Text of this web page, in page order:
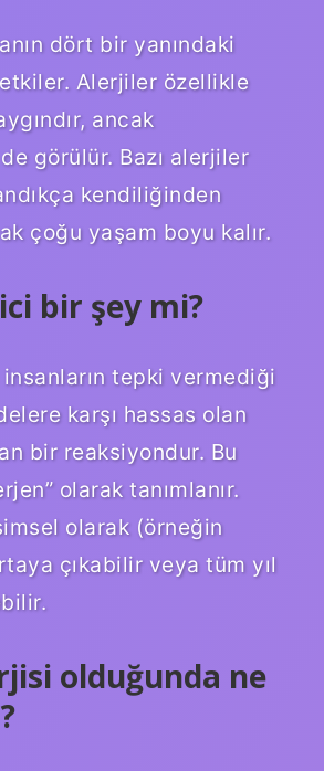
dört bir yanındaki
Alerjiler özellikle
ancak
görülür. Bazı alerjiler
kendiliğinden
çoğu yaşam boyu kalır.
bir şey mi?
tepki vermediği
karşı hassas olan
bir reaksiyondur. Bu
olarak tanımlanır.
olarak (örneğin
çıkabilir veya tüm yıl
olduğunda ne